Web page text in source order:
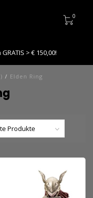
0
> € 150,00!
/ Elden Ring